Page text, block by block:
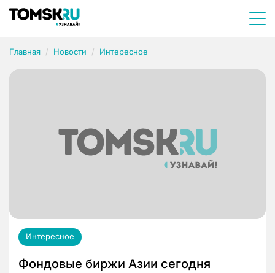
Главная Новости Интересное
Интересное
Фондовые биржи Азии сегодня